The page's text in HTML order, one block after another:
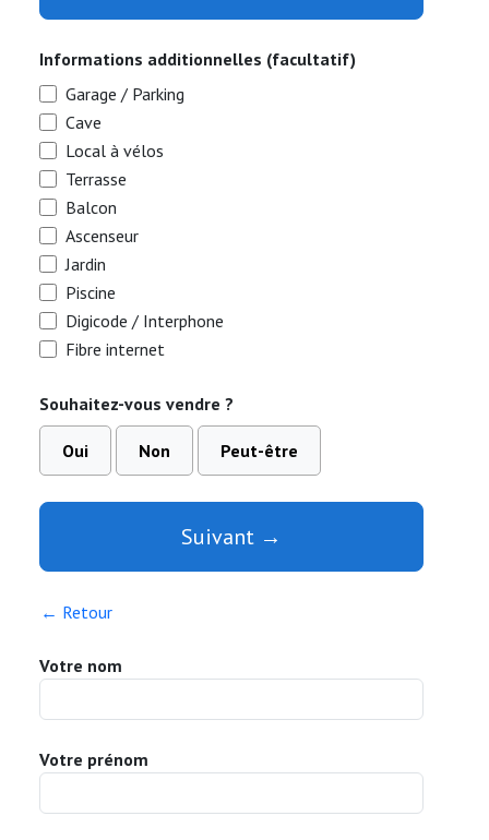
Informations additionnelles (facultatif)
Garage / Parking
Cave
Local à vélos
Terrasse
Balcon
Ascenseur
Jardin
Piscine
Digicode / Interphone
Fibre internet
Souhaitez-vous vendre ?
Oui Non Peut-être
Suivant →
← Retour
Votre nom
Votre prénom